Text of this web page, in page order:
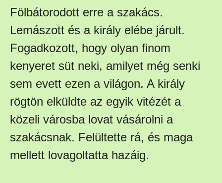
Fölbátorodott erre a szakács.
Lemászott és a király elébe járult.
Fogadkozott, hogy olyan finom
kenyeret süt neki, amilyet még senki
sem evett ezen a világon. A király
rögtön elküldte az egyik vitézét a
közeli városba lovat vásárolni a
szakácsnak. Felültette rá, és maga
mellett lovagoltatta hazáig.